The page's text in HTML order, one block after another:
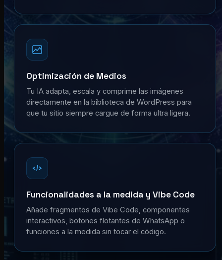
Optimización de Medios
Tu IA adapta, escala y comprime las imágenes
directamente en la biblioteca de WordPress para
que tu sitio siempre cargue de forma ultra ligera.
Funcionalidades a la medida y Vibe Code
Añade fragmentos de Vibe Code, componentes
interactivos, botones flotantes de WhatsApp o
funciones a la medida sin tocar el código.